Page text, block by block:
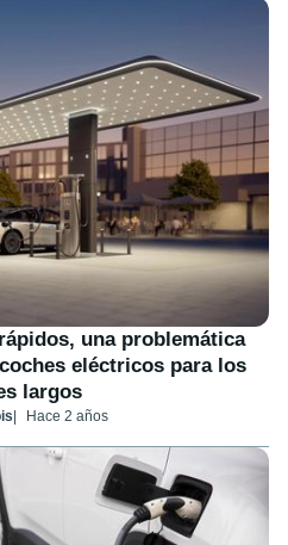
una problemática
eléctricos para los
largos
Hace 2 años